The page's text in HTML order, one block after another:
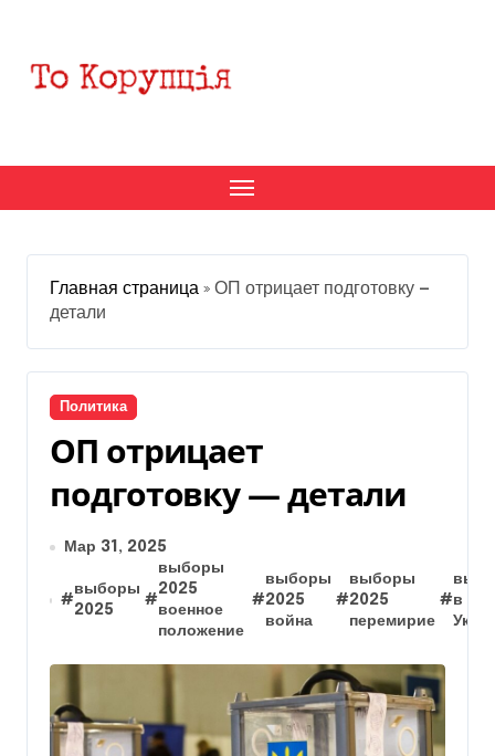
содержанию
Главная страница » ОП отрицает подготовку —
детали
Политика
ОП отрицает
подготовку — детали
Мар 31, 2025
#
выборы
2025
#
выборы
2025
военное
положение
#
выборы
2025
война
#
выборы
2025
перемирие
#в